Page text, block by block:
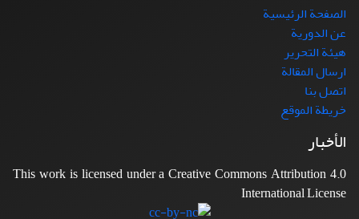
الصفحة الرئيسية
عن الدورية
هيئة التحرير
ارسال المقالة
اتصل بنا
خريطة الموقع
الأخبار
This work is licensed under a Creative Commons Attribution 4.0
International License